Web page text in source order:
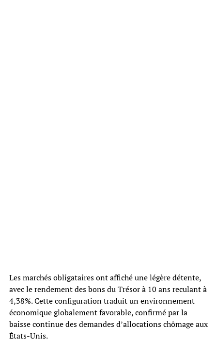
Les marchés obligataires ont affiché une légère détente,
avec le rendement des bons du Trésor à 10 ans reculant à
4,38%. Cette configuration traduit un environnement
économique globalement favorable, confirmé par la
baisse continue des demandes d’allocations chômage aux
États-Unis.